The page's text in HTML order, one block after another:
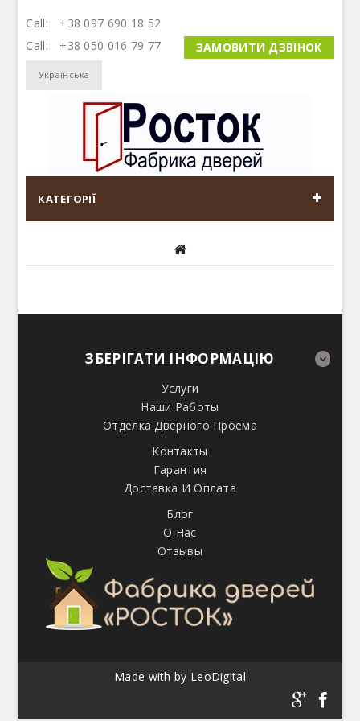
Українська
Call: +38 050 016 79 77
Call:
+38 097 690 18 52
ЗАМОВИТИ ДЗВІНОК
КАТЕГОРІЇ
ЗБЕРІГАТИ ІНФОРМАЦІЮ
Услуги
Наши Работы
Отделка Дверного Проема
Контакты
Гарантия
Доставка И Оплата
Блог
О Нас
Отзывы
Made withby LeoDigital